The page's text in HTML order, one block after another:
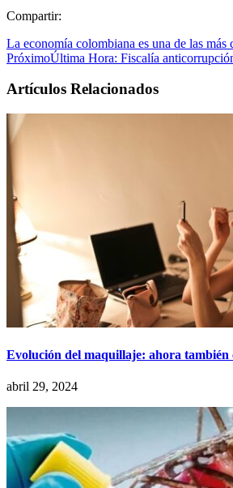
Compartir:
La economía colombiana es una de las
PróximoÚltima Hora: Fiscalía
Artículos Relacionados
Evolución del maquillaje: ahora también
abril 29, 2024